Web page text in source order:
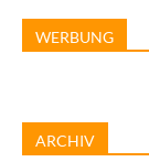
WERBUNG
ARCHIV